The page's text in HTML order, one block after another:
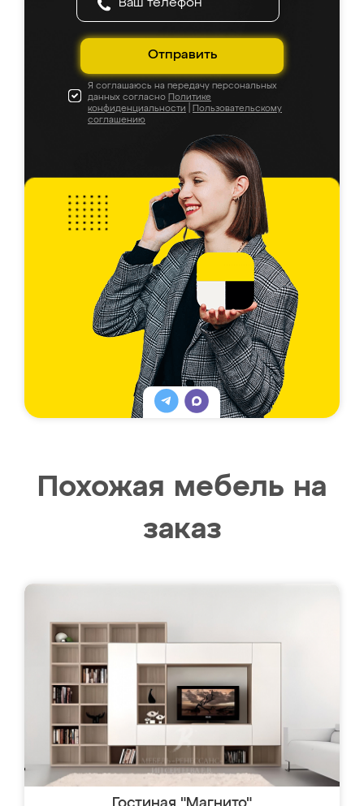
Отправить
Я соглашаюсь на передачу персональных
данных согласно Политике
конфиденциальности
Пользовательскому
соглашению
Похожая мебель на
заказ